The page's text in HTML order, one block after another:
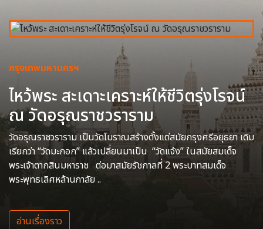
กรุงเทพมหานครฯ
ไหว้พระ สะเดาะเคราะห์ให้ชีวิตรุ่งโรจน์
ณ วัดอรุณราชวราราม
วัดอรุณราชวราราม เป็นวัดโบราณสร้างตั้งแต่สมัยกรุงศรีอยุธยา เดิม
เรียกว่า “วัดมะกอก” แล้วเปลี่ยนมาเป็น “วัดแจ้ง” ในสมัยสมเด็จ
พระเจ้าตากสินมหาราช ต่อมาสมัยรัชกาลที่ 2 พระบาทสมเด็จ
พระพุทธเลิศหล้านภาลัย ..
อ่านเรื่องราว